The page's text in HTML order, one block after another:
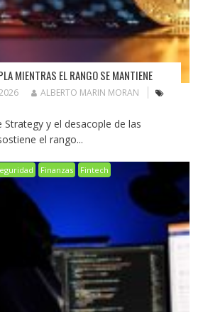
MIENTRAS EL RANGO SE MANTIENE
ALBERTO MARIN MORAN
Strategy y el desacople de las
el rango...
Finanzas Fintech